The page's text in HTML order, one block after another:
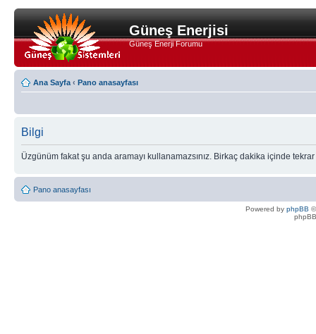
Güneş Enerjisi
Güneş Enerji Forumu
Ana Sayfa ‹ Pano anasayfası
Bilgi
Üzgünüm fakat şu anda aramayı kullanamazsınız. Birkaç dakika içinde
Pano anasayfası
Powered by phpBB